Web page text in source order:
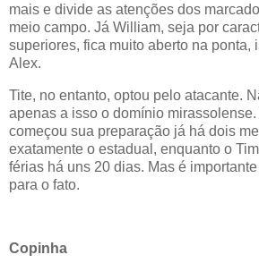
mais e divide as atenções dos
meio campo. Já William, seja por
superiores, fica muito aberto na ponta,
Alex.
Tite, no entanto, optou pelo atacante.
apenas a isso o domínio
começou sua preparação já há dois
exatamente o estadual, enquanto o
férias há uns 20 dias. Mas é
para o fato.
Copinha